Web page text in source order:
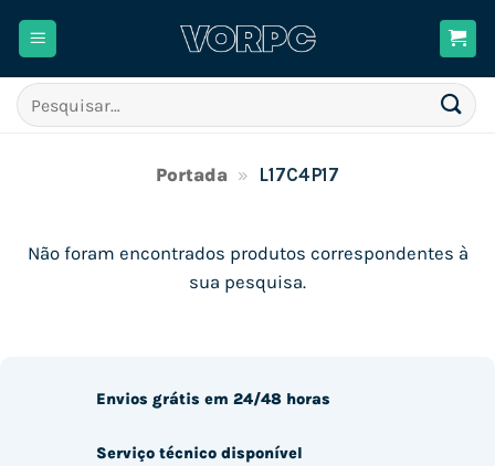
Pesquisar
por:
Portada » L17C4P17
Não foram encontrados produtos correspondentes à
sua pesquisa.
Envios grátis em 24/48 horas
Serviço técnico disponível